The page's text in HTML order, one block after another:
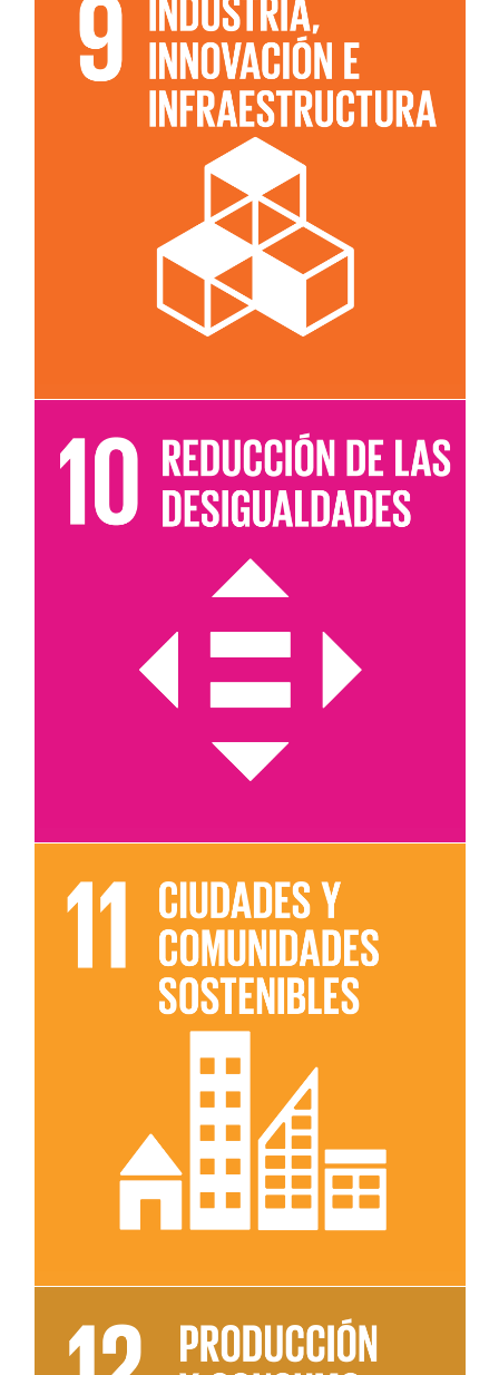
Leer más sobre el objetivo 9
Leer más sobre el objetivo 11